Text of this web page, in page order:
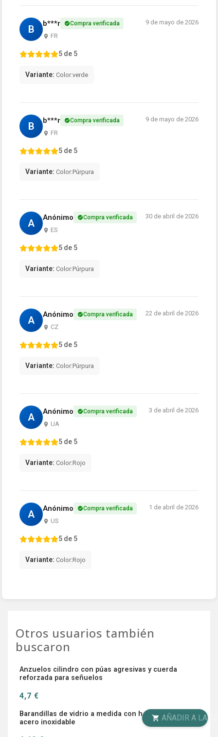
B b***r Compra verificada
FR
9 de mayo de 2026
5 de 5
Variante: Color:verde
B b***r Compra verificada
FR
9 de mayo de 2026
5 de 5
Variante: Color:Púrpura
A Anónimo Compra verificada
ES
30 de abril de 2026
5 de 5
Variante: Color:Púrpura
A Anónimo Compra verificada
CZ
22 de abril de 2026
5 de 5
Variante: Color:Púrpura
A Anónimo Compra verificada
UA
3 de abril de 2026
5 de 5
Variante: Color:Rojo
A Anónimo Compra verificada
US
1 de abril de 2026
5 de 5
Variante: Color:Rojo
Otros usuarios también
buscaron
Anzuelos cilindro con púas agresivas y cuerda
reforzada para señuelos
4,7 €
Barandillas de vidrio a medida con herrajes CNC y
acero inoxidable
AÑADIR A LA CESTA